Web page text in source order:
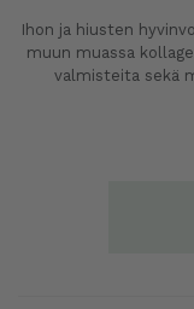
Ihon ja hiusten
muun muassa
valmisteita sekä